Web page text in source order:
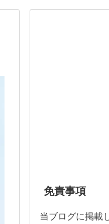
免責事項
当ブログに掲載